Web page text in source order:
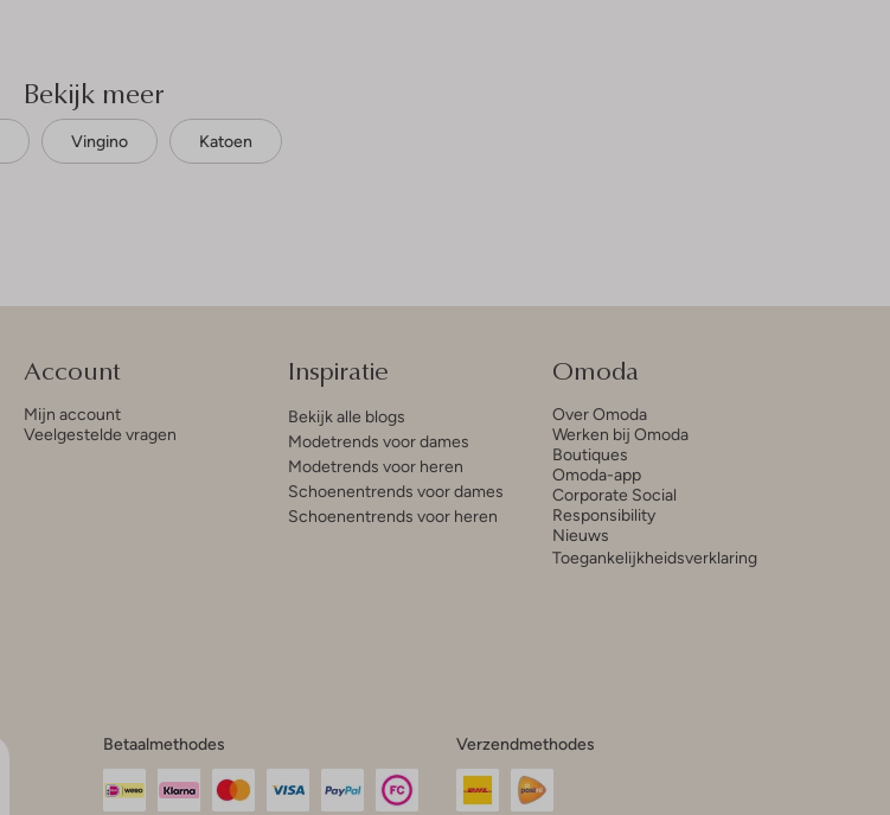
Bekijk meer
Vingino Katoen
Account
Mijn account
Veelgestelde vragen
Inspiratie
Bekijk alle blogs
Modetrends voor dames
Modetrends voor heren
Schoenentrends voor dames
Schoenentrends voor heren
Omoda
Over Omoda
Werken bij Omoda
Boutiques
Omoda-app
Corporate Social
Responsibility
Nieuws
Toegankelijkheidsverklaring
Betaalmethodes Verzendmethodes